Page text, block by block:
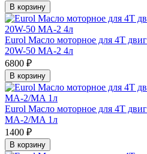
В корзину
Eurol Масло моторное для 4T
20W-50 MA-2 4л
6800 ₽
В корзину
Eurol Масло моторное для 4T
MA-2/MA 1л
1400 ₽
В корзину